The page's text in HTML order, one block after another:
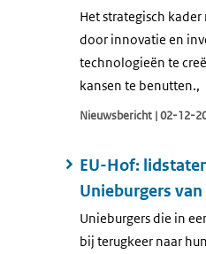
Het strategisch
door innovatie en
technologieën te
kansen te benutten.,
Nieuwsbericht | 02-12-
EU-Hof:
Unieburgers
Unieburgers die in
bij terugkeer naar